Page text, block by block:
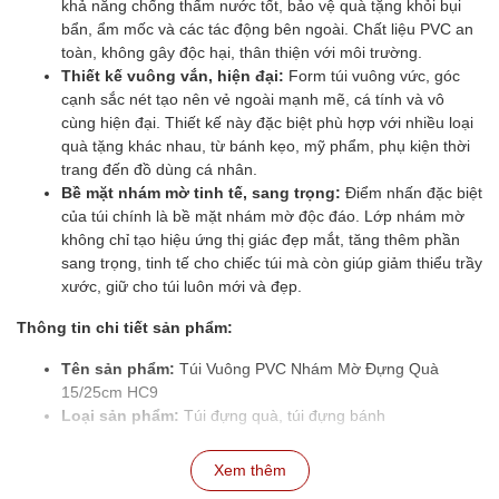
khả năng chống thấm nước tốt, bảo vệ quà tặng khỏi bụi
bẩn, ẩm mốc và các tác động bên ngoài. Chất liệu PVC an
toàn, không gây độc hại, thân thiện với môi trường.
Thiết kế vuông vắn, hiện đại: Form túi vuông vức, góc
cạnh sắc nét tạo nên vẻ ngoài mạnh mẽ, cá tính và vô
cùng hiện đại. Thiết kế này đặc biệt phù hợp với nhiều loại
quà tặng khác nhau, từ bánh kẹo, mỹ phẩm, phụ kiện thời
trang đến đồ dùng cá nhân.
Bề mặt nhám mờ tinh tế, sang trọng: Điểm nhấn đặc biệt
của túi chính là bề mặt nhám mờ độc đáo. Lớp nhám mờ
không chỉ tạo hiệu ứng thị giác đẹp mắt, tăng thêm phần
sang trọng, tinh tế cho chiếc túi mà còn giúp giảm thiểu trầy
xước, giữ cho túi luôn mới và đẹp.
Thông tin chi tiết sản phẩm:
Tên sản phẩm: Túi Vuông PVC Nhám Mờ Đựng Quà
15/25cm HC9
Loại sản phẩm: Túi đựng quà, túi đựng bánh
D15*R15*C15cm, D25*R25*C25cm
HC9
Xem thêm